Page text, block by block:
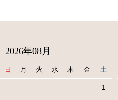
2026年08月
日 月 火 水 木 金 土
1